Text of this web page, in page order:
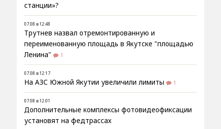
станции»?
07.08 в 12:48
Трутнев назвал отремонтированную и
переименованную площадь в Якутске "площадью
Ленина"
1
07.08 в 12:17
На АЗС Южной Якутии увеличили лимиты 1
07.08 в 12:01
Дополнительные комплексы фотовидеофиксации
установят на федтрассах